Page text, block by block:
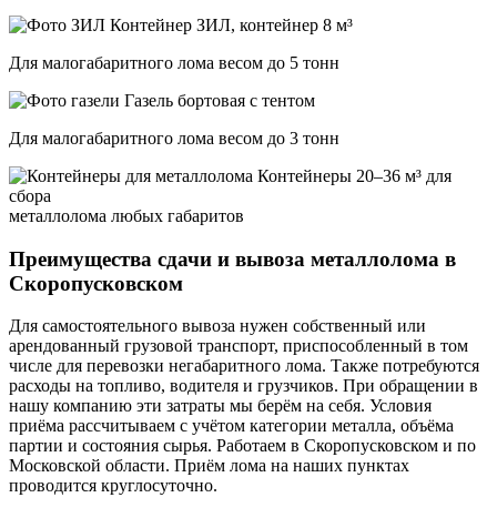
ЗИЛ, контейнер 8 м³
Для малогабаритного лома весом до 5 тонн
Газель бортовая с тентом
Для малогабаритного лома весом до 3 тонн
Контейнеры 20–36 м³ для
сбора
металлолома любых габаритов
Преимущества сдачи и вывоза металлолома в
Скоропусковском
Для самостоятельного вывоза нужен собственный или
арендованный грузовой транспорт, приспособленный в том
числе для перевозки негабаритного лома. Также потребуются
расходы на топливо, водителя и грузчиков. При обращении в
нашу компанию эти затраты мы берём на себя. Условия
приёма рассчитываем с учётом категории металла, объёма
партии и состояния сырья. Работаем в Скоропусковском и по
Московской области. Приём лома на наших пунктах
проводится круглосуточно.